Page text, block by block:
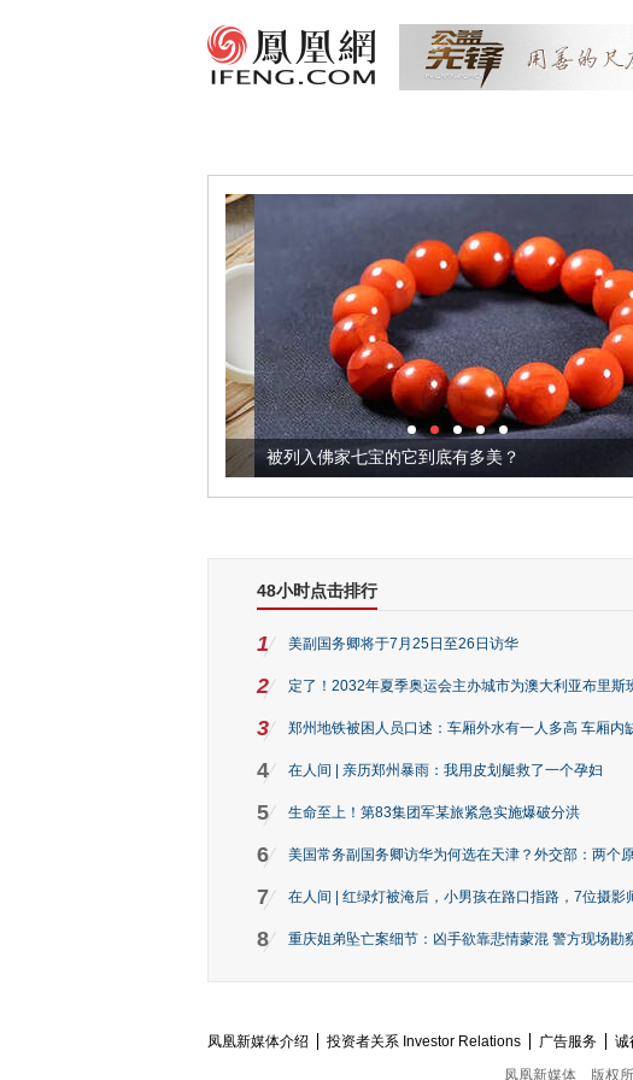
被列入佛家七宝的它到底有多美？
48小时点击排行
1 美副国务卿将于7月25日至26日访华
2 定了！2032年夏季奥运会主办城市为澳大利亚布里斯
3 郑州地铁被困人员口述：车厢外水有一人多高 车厢内
4 在人间 | 亲历郑州暴雨：我用皮划艇救了一个孕妇
5 生命至上！第83集团军某旅紧急实施爆破分洪
6 美国常务副国务卿访华为何选在天津？外交部：两个
7 在人间 | 红绿灯被淹后，小男孩在路口指路，7位摄影
8 重庆姐弟坠亡案细节：凶手欲靠悲情蒙混 警方现场勘
凤凰新媒体介绍 投资者关系 Investor Relations 广告服务 诚
凤凰新媒体
版权